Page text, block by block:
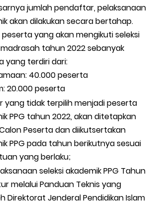
jumlah pendaftar, pelaksanaan
akan dilakukan secara bertahap.
yang akan mengikuti seleksi
madrasah tahun 2022 sebanyak
yang terdiri dari:
40.000 peserta
20.000 peserta
yang tidak terpilih menjadi peserta
PPG tahun 2022, akan ditetapkan
Peserta dan diikutsertakan
PPG pada tahun berikutnya sesuai
yang berlaku;
seleksi akademik PPG Tahun
melalui Panduan Teknis yang
Direktorat Jenderal Pendidikan Islam